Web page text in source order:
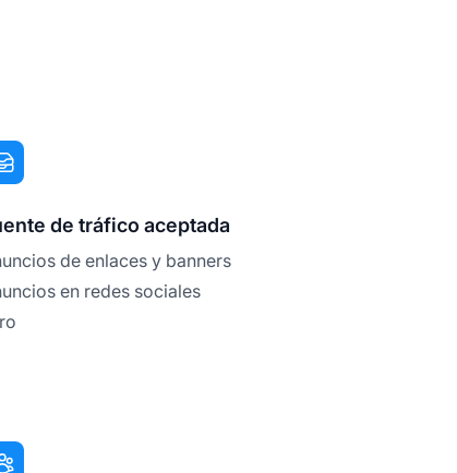
de tráfico aceptada
de enlaces y banners
en redes sociales